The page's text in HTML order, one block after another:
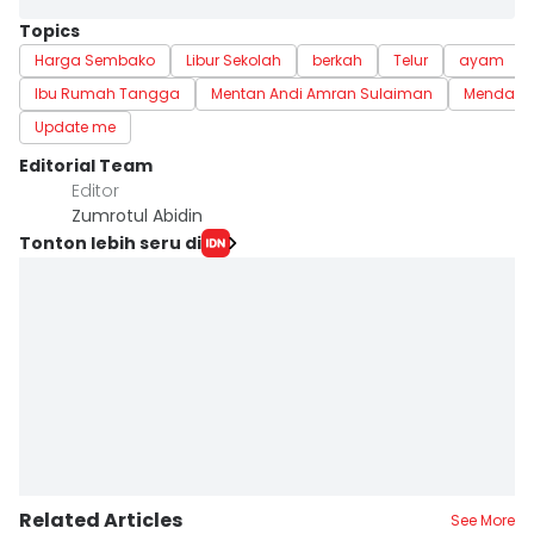
Topics
Harga Sembako Libur Sekolah berkah Telur
ayam
Ibu Rumah Tangga
Mentan Andi Amran Sulaiman
Mendag
Update me
Editorial Team
Editor
Zumrotul Abidin
Tonton lebih seru di
Related Articles See More